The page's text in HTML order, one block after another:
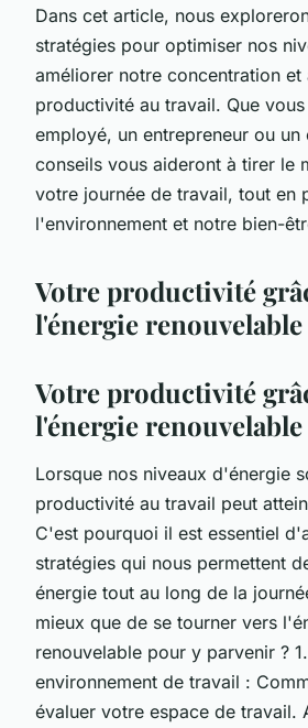
Dans cet article, nous
stratégies pour optimiser nos
améliorer notre concentration et
productivité au travail. Que
employé, un entrepreneur ou un
conseils vous aideront à tirer le
votre journée de travail, tout en
l'environnement et notre bien-
Votre productivité
l'énergie
Votre productivité
l'énergie
Lorsque nos niveaux d'énergie
productivité au travail peut
C'est pourquoi il est essentiel
stratégies qui nous permettent
énergie tout au long de la
mieux que de se tourner vers
renouvelable pour y parvenir ?
environnement de travail :
évaluer votre espace de travail.